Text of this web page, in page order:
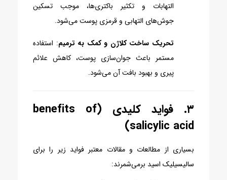
التهابات و تکثیر باکتری‌ها، موجب تسکین
جوش‌های التهابی و قرمزی پوست می‌شود.
تحریک ساخت کلاژن و کمک به ترمیم: استفاده
مستمر باعث جوان‌سازی پوست، کاهش علائم
پیری و بهبود بافت آن می‌شود.
۳. فواید کلیدی (benefits of
salicylic acid)
بسیاری از مطالعات و مقالات معتبر فواید زیر را برای
سالیسیلیک اسید برمی‌شمرند: